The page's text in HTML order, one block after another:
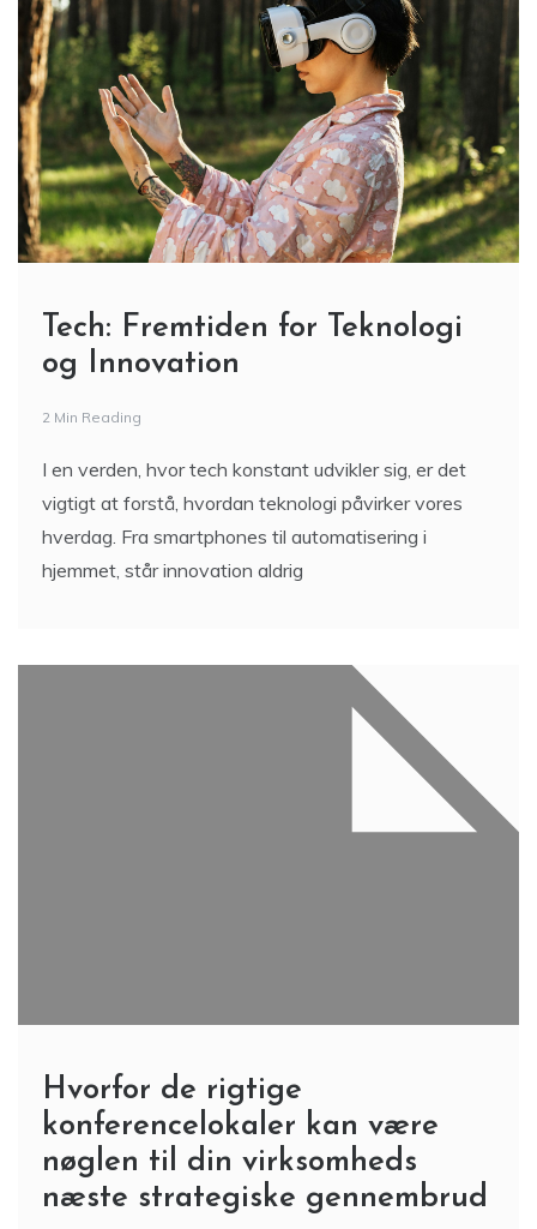
Tech: Fremtiden for Teknologi
og Innovation
2 Min Reading
I en verden, hvor tech konstant udvikler sig, er det
vigtigt at forstå, hvordan teknologi påvirker vores
hverdag. Fra smartphones til automatisering i
hjemmet, står innovation aldrig
Hvorfor de rigtige
konferencelokaler kan være
nøglen til din virksomheds
næste strategiske gennembrud